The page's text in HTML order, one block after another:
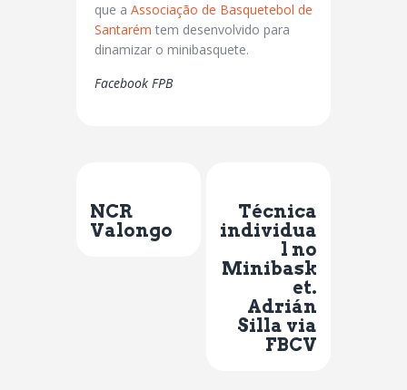
que a Associação de Basquetebol de
Santarém tem desenvolvido para
dinamizar o minibasquete.
Facebook FPB
NCR
Valongo
Técnica
individua
l no
Minibask
et.
Adrián
Silla via
FBCV